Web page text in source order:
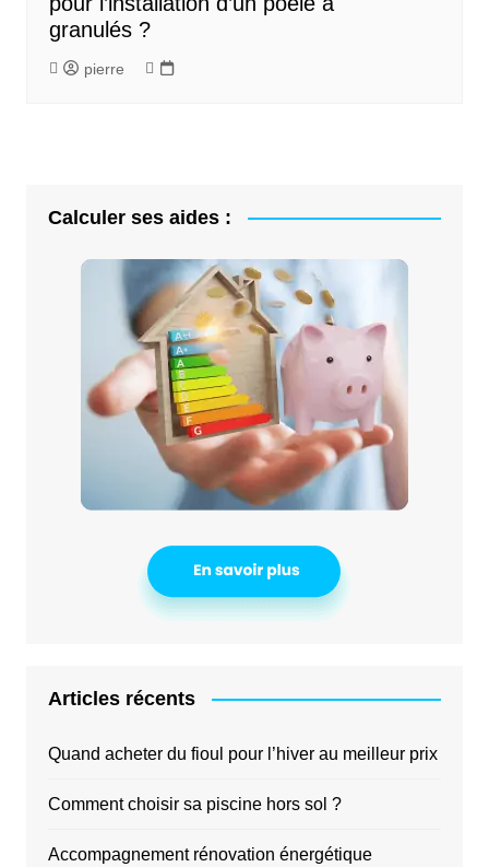
granulés ?
pierre
Calculer ses aides :
Articles récents
Quand acheter du fioul pour l’hiver au meilleur prix
Comment choisir sa piscine hors sol ?
Accompagnement rénovation énergétique